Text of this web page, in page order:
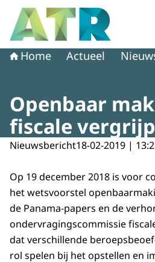
Naar de homepage van
Home Actueel
Openbaar
fiscale
Nieuwsbericht18-02-2019 |
Op 19 december 2018 is voor
het wetsvoorstel
de Panama-papers en de
ondervragingscommissie
dat verschillende
rol spelen bij het opstellen en